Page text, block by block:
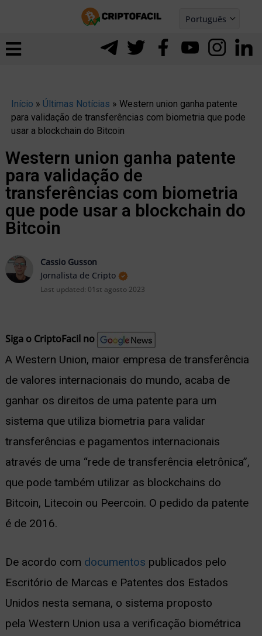
Português
Español
Início » Últimas Notícias » Western union ganha patente
para validação de transferências com biometria que pode
usar a blockchain do Bitcoin
Western union ganha patente
para validação de
transferências com biometria
que pode usar a blockchain do
Bitcoin
Cassio Gusson
Jornalista de Cripto
Last updated: 01st agosto 2023
Siga o CriptoFacil no
A Western Union, maior empresa de transferência
de valores internacionais do mundo, acaba de
ganhar os direitos de uma patente para um
sistema que utiliza biometria para validar
transferências e pagamentos internacionais
através de uma “rede de transferência eletrônica”,
que pode também utilizar as blockchains do
Bitcoin, Litecoin ou Peercoin. O pedido da patente
é de 2016.
De acordo com documentos publicados pelo
Escritório de Marcas e Patentes dos Estados
Unidos nesta semana, o sistema proposto
pela Western Union usa a verificação biométrica